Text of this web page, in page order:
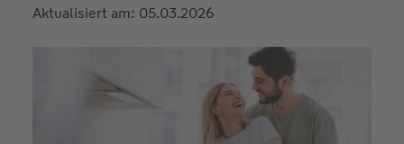
Aktualisiert am: 05.03.2026